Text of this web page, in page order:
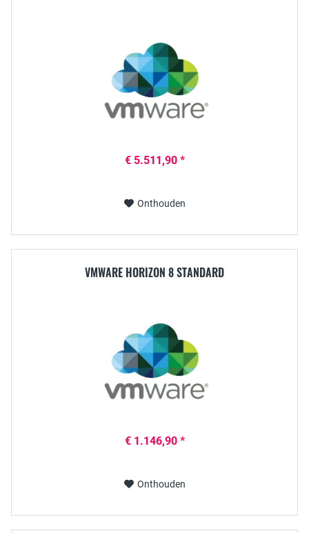
€ 5.511,90 *
Onthouden
VMWARE HORIZON 8 STANDARD
€ 1.146,90 *
Onthouden